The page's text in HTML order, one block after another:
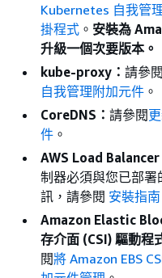
Kubernetes 自我管
掛程式 。 安裝為
升級一個次要版本。
kube-proxy： 請參閱
自我管理附加元件 。
CoreDNS： 請參閱
件 。
AWS Load Balancer
制器必須與您已部署
訊，請參閱 安裝指南
Amazon Elastic
存介面 (CSI) 驅動程
閱將 Amazon EBS